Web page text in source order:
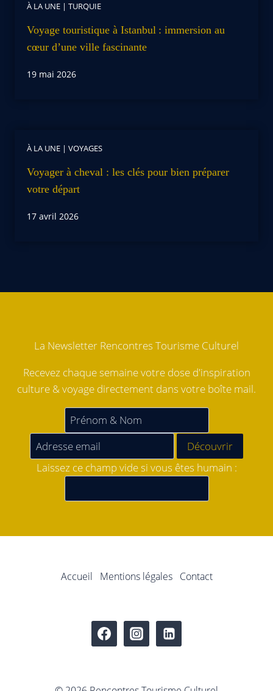
À LA UNE | TURQUIE
Voyage touristique à Istanbul : immersion au
cœur d’une ville fascinante
19 mai 2026
À LA UNE | VOYAGES
Voyager à cheval : les clés pour bien préparer
votre départ
17 avril 2026
La Newsletter Rencontres Tourisme Culturel
Recevez chaque semaine votre dose d'inspiration
culture & voyage directement dans votre boîte mail.
Laissez ce champ vide si vous êtes humain :
Accueil Mentions légales Contact